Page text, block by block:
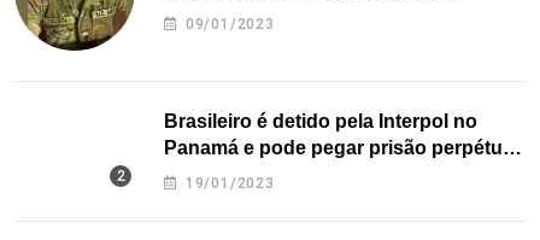
09/01/2023
Brasileiro é detido pela Interpol no
Panamá e pode pegar prisão perpétua
nos EUA
19/01/2023